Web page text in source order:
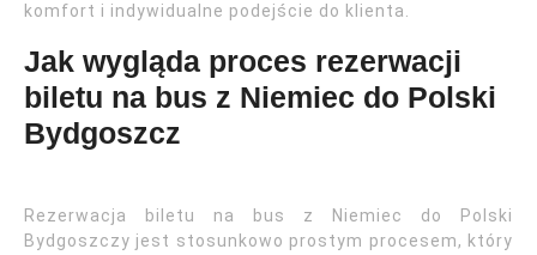
komfort i indywidualne podejście do klienta.
Jak wygląda proces rezerwacji
biletu na bus z Niemiec do Polski
Bydgoszcz
Rezerwacja biletu na bus z Niemiec do Polski
Bydgoszczy jest stosunkowo prostym procesem, który